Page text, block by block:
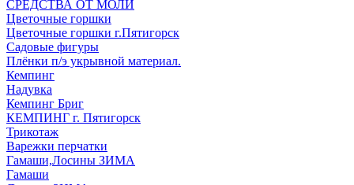
СРЕДСТВА ОТ МОЛИ
Цветочные горшки
Цветочные горшки г.Пятигорск
Садовые фигуры
Плёнки п/э укрывной материал.
Кемпинг
Надувка
Кемпинг Бриг
КЕМПИНГ г. Пятигорск
Трикотаж
Варежки перчатки
Гамаши,Лосины ЗИМА
Гамаши